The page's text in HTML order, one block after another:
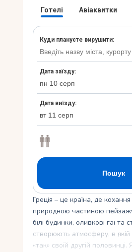
Контакти
Греція – це країна, де
природною частиною
білі будинки, оливкові гаї та
створюють атмосферу, в якій
«так» своїй другій